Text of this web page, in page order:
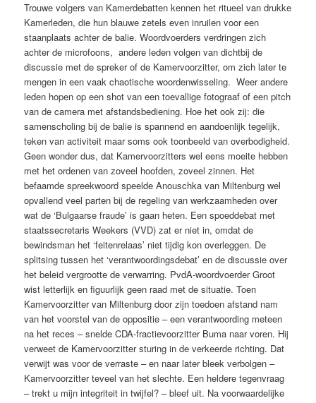
Trouwe volgers van Kamerdebatten kennen het ritueel van drukke
Kamerleden, die hun blauwe zetels even inruilen voor een
staanplaats achter de balie. Woordvoerders verdringen zich
achter de microfoons, andere leden volgen van dichtbij de
discussie met de spreker of de Kamervoorzitter, om zich later te
mengen in een vaak chaotische woordenwisseling. Weer andere
leden hopen op een shot van een toevallige fotograaf of een pitch
van de camera met afstandsbediening. Hoe het ook zij: die
samenscholing bij de balie is spannend en aandoenlijk tegelijk,
teken van activiteit maar soms ook toonbeeld van overbodigheid.
Geen wonder dus, dat Kamervoorzitters wel eens moeite hebben
met het ordenen van zoveel hoofden, zoveel zinnen. Het
befaamde spreekwoord speelde Anouschka van Miltenburg wel
opvallend veel parten bij de regeling van werkzaamheden over
wat de ‘Bulgaarse fraude’ is gaan heten. Een spoeddebat met
staatssecretaris Weekers (VVD) zat er niet in, omdat de
bewindsman het ‘feitenrelaas’ niet tijdig kon overleggen. De
splitsing tussen het ‘verantwoordingsdebat’ en de discussie over
het beleid vergrootte de verwarring. PvdA-woordvoerder Groot
wist letterlijk en figuurlijk geen raad met de situatie. Toen
Kamervoorzitter van Miltenburg door zijn toedoen afstand nam
van het voorstel van de oppositie – een verantwoording meteen
na het reces – snelde CDA-fractievoorzitter Buma naar voren. Hij
verweet de Kamervoorzitter sturing in de verkeerde richting. Dat
verwijt was voor de verraste – en naar later bleek verbolgen –
Kamervoorzitter teveel van het slechte. Een heldere tegenvraag
– trekt u mijn integriteit in twijfel? – bleef uit. Na voorwaardelijke